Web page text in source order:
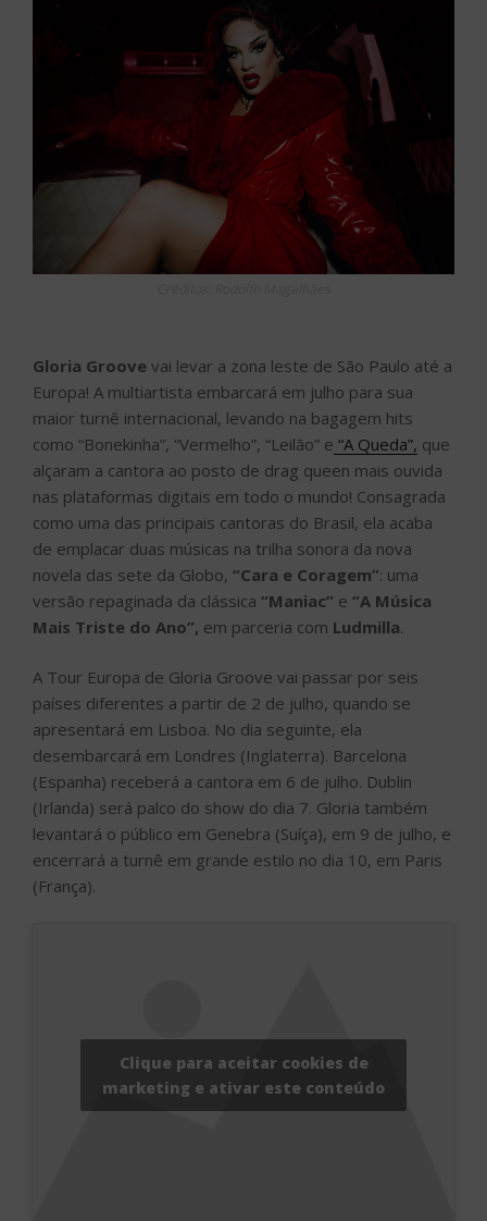
Gloria Groove vai levar a zona leste de São Paulo até a
Europa! A multiartista embarcará em julho para sua
maior turnê internacional, levando na bagagem hits
como “Bonekinha”, “Vermelho”, “Leilão” e “A Queda”, que
alçaram a cantora ao posto de drag queen mais ouvida
nas plataformas digitais em todo o mundo! Consagrada
como uma das principais cantoras do Brasil, ela acaba
de emplacar duas músicas na trilha sonora da nova
novela das sete da Globo, “Cara e Coragem”: uma
versão repaginada da clássica “Maniac” e “A Música
Mais Triste do Ano”, em parceria com Ludmilla.
A Tour Europa de Gloria Groove vai passar por seis
países diferentes a partir de 2 de julho, quando se
apresentará em Lisboa. No dia seguinte, ela
desembarcará em Londres (Inglaterra). Barcelona
(Espanha) receberá a cantora em 6 de julho. Dublin
(Irlanda) será palco do show do dia 7. Gloria também
levantará o público em Genebra (Suíça), em 9 de julho, e
encerrará a turnê em grande estilo no dia 10, em Paris
(França).
Clique para aceitar cookies de
marketing e ativar este conteúdo